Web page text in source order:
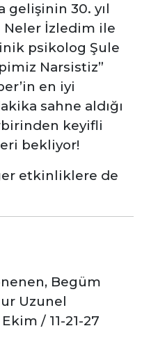
gelişinin 30. yıl
Neler İzledim ile
psikolog Şule
Narsistiz”
en iyi
sahne aldığı
keyifli
bekliyor!
etkinliklere de
Begüm
Uzunel
/ 11-21-27